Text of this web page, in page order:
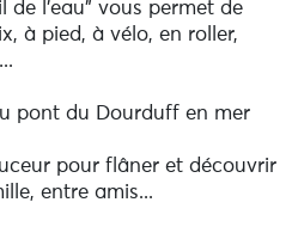
de l'eau" vous permet de
à pied, à vélo, en roller,
pont du Dourduff en mer
pour flâner et découvrir
entre amis...